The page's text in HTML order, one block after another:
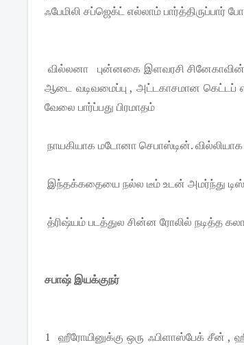
ஃபேமிலி சப்ஜெக்ட் எல்லாம் பார்த்திருப்பார்
வில்லனா புன்னகை இளவரசி
ஆடை வடிவமைப்பு , அட்டகாசமான கெட்டப்
வேலை பார்ப்பது பிரமாதம்
நாயகியாக மடோனா செபாஸ்டின்.
இந்தக்கதையை நல்ல டீம் உடன் அமர்ந்து
த்ரிஷ்யம் படத்துல சின்ன ரோலில் நடித்த
சபாஷ் இயக்குநர்
1 ஹீரோயினுக்கு ஒரு ஃபிளாஸ்பேக் சீன்